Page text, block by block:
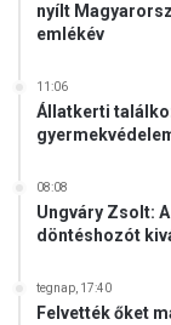
nyílt
emlékév
11:06
Állatkerti
08:08
Ungváry Zsolt:
döntéshozót
tegnap, 17:40
Felvették őket